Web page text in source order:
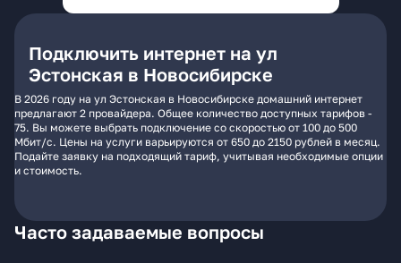
Подключить интернет на ул
Эстонская в Новосибирске
В 2026 году на ул Эстонская в Новосибирске домашний интернет
предлагают 2 провайдера. Общее количество доступных тарифов -
75. Вы можете выбрать подключение со скоростью от 100 до 500
Мбит/с. Цены на услуги варьируются от 650 до 2150 рублей в месяц.
Подайте заявку на подходящий тариф, учитывая необходимые опции
и стоимость.
Часто задаваемые вопросы